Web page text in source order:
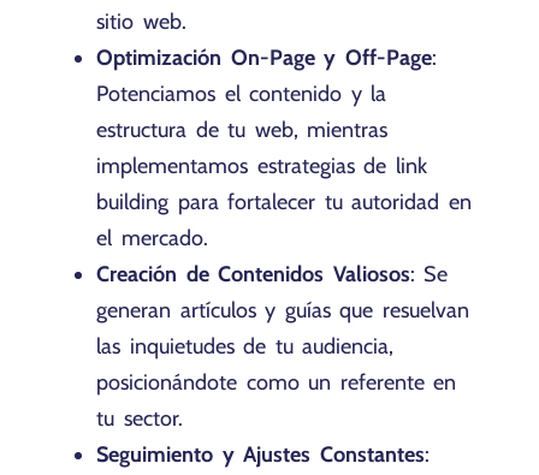
sitio web.
Optimización On-Page y Off-Page:
Potenciamos el contenido y la
estructura de tu web, mientras
implementamos estrategias de link
building para fortalecer tu autoridad en
el mercado.
Creación de Contenidos Valiosos: Se
generan artículos y guías que resuelvan
las inquietudes de tu audiencia,
posicionándote como un referente en
tu sector.
Seguimiento y Ajustes Constantes: